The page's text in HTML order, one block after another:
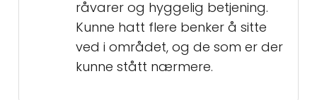
råvarer og hyggelig betjening.
Kunne hatt flere benker å sitte
ved i området, og de som er der
kunne stått nærmere.